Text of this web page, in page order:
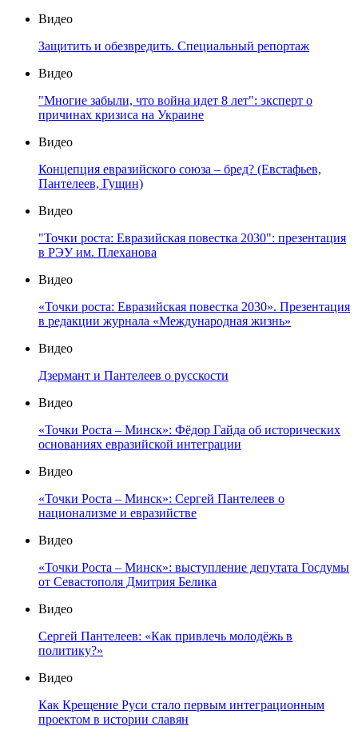
Видео
Защитить и обезвредить. Специальный репортаж
Видео
"Многие забыли, что война идет 8 лет": эксперт о
причинах кризиса на Украине
Видео
Концепция евразийского союза – бред? (Евстафьев,
Пантелеев, Гущин)
Видео
"Точки роста: Евразийская повестка 2030": презентация
в РЭУ им. Плеханова
Видео
«Точки роста: Евразийская повестка 2030». Презентация
в редакции журнала «Международная жизнь»
Видео
Дзермант и Пантелеев о русскости
Видео
«Точки Роста – Минск»: Фёдор Гайда об исторических
основаниях евразийской интеграции
Видео
«Точки Роста – Минск»: Сергей Пантелеев о
национализме и евразийстве
Видео
«Точки Роста – Минск»: выступление депутата Госдумы
от Севастополя Дмитрия Белика
Видео
Сергей Пантелеев: «Как привлечь молодёжь в
политику?»
Видео
Как Крещение Руси стало первым интеграционным
проектом в истории славян